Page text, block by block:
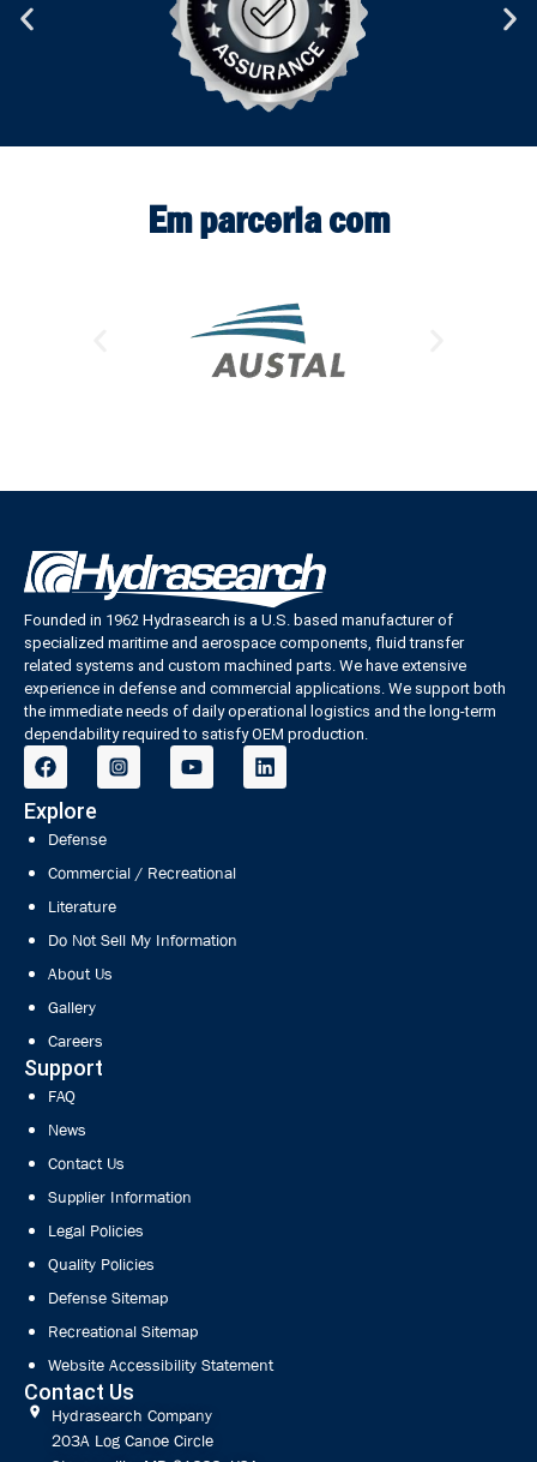
Em parceria com
Founded in 1962 Hydrasearch is a U.S. based manufacturer of
specialized maritime and aerospace components, fluid transfer
related systems and custom machined parts. We have extensive
experience in defense and commercial applications. We support both
the immediate needs of daily operational logistics and the long-term
dependability required to satisfy OEM production.
Explore
Defense
Commercial / Recreational
Literature
Do Not Sell My Information
About Us
Gallery
Careers
Support
FAQ
News
Contact Us
Supplier Information
Legal Policies
Quality Policies
Defense Sitemap
Recreational Sitemap
Website Accessibility Statement
Contact Us
Hydrasearch Company
203A Log Canoe Circle